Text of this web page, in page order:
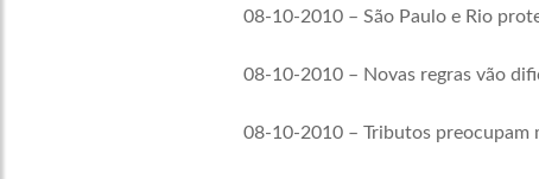
08-10-2010 – São Paulo e Rio
08-10-2010 – Novas regras vão
08-10-2010 – Tributos preocupam